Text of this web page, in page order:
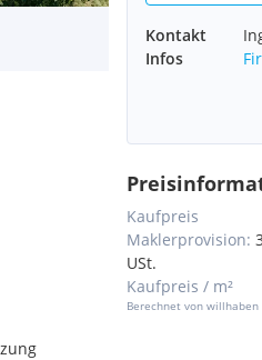
Kontakt
Infos
Kaufpreis
Maklerprovision:
USt.
Kaufpreis / m²
Berechnet von willhaben